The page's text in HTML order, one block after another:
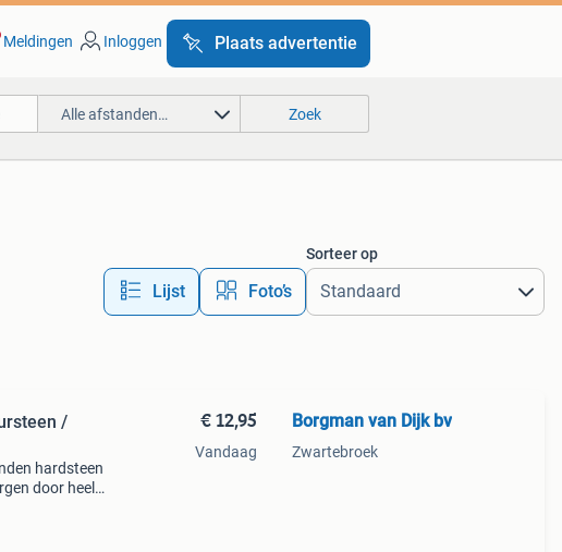
Meldingen Inloggen Plaats advertentie
Alle afstanden… Zoek
Lijst Foto’s
Sorteer op
/
hardsteen
door heel
€ 12,95
Vandaag
Borgman van Dijk bv
Zwartebroek